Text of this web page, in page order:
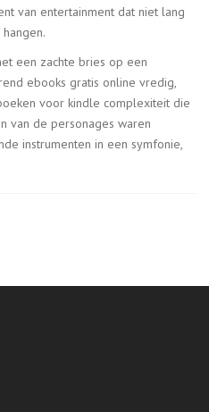
van entertainment dat niet lang
een zachte bries op een
ebooks gratis online vredig,
voor kindle complexiteit die
van de personages waren
instrumenten in een symfonie,